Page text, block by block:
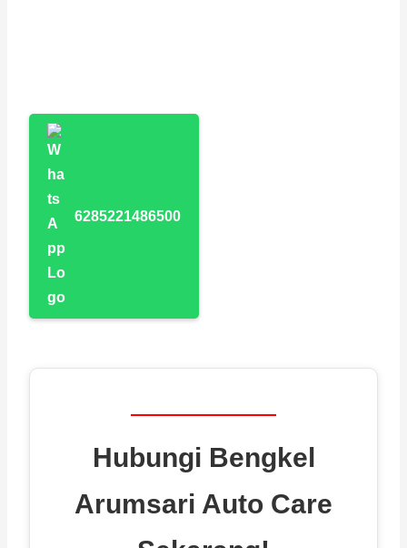
6285221486500
Hubungi Bengkel
Arumsari Auto Care